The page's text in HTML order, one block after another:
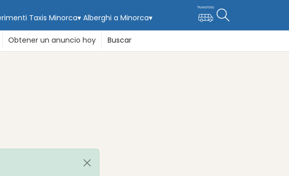
Taxis Minorca▾ Alberghi a Minorca▾
Obtener un anuncio hoy Buscar